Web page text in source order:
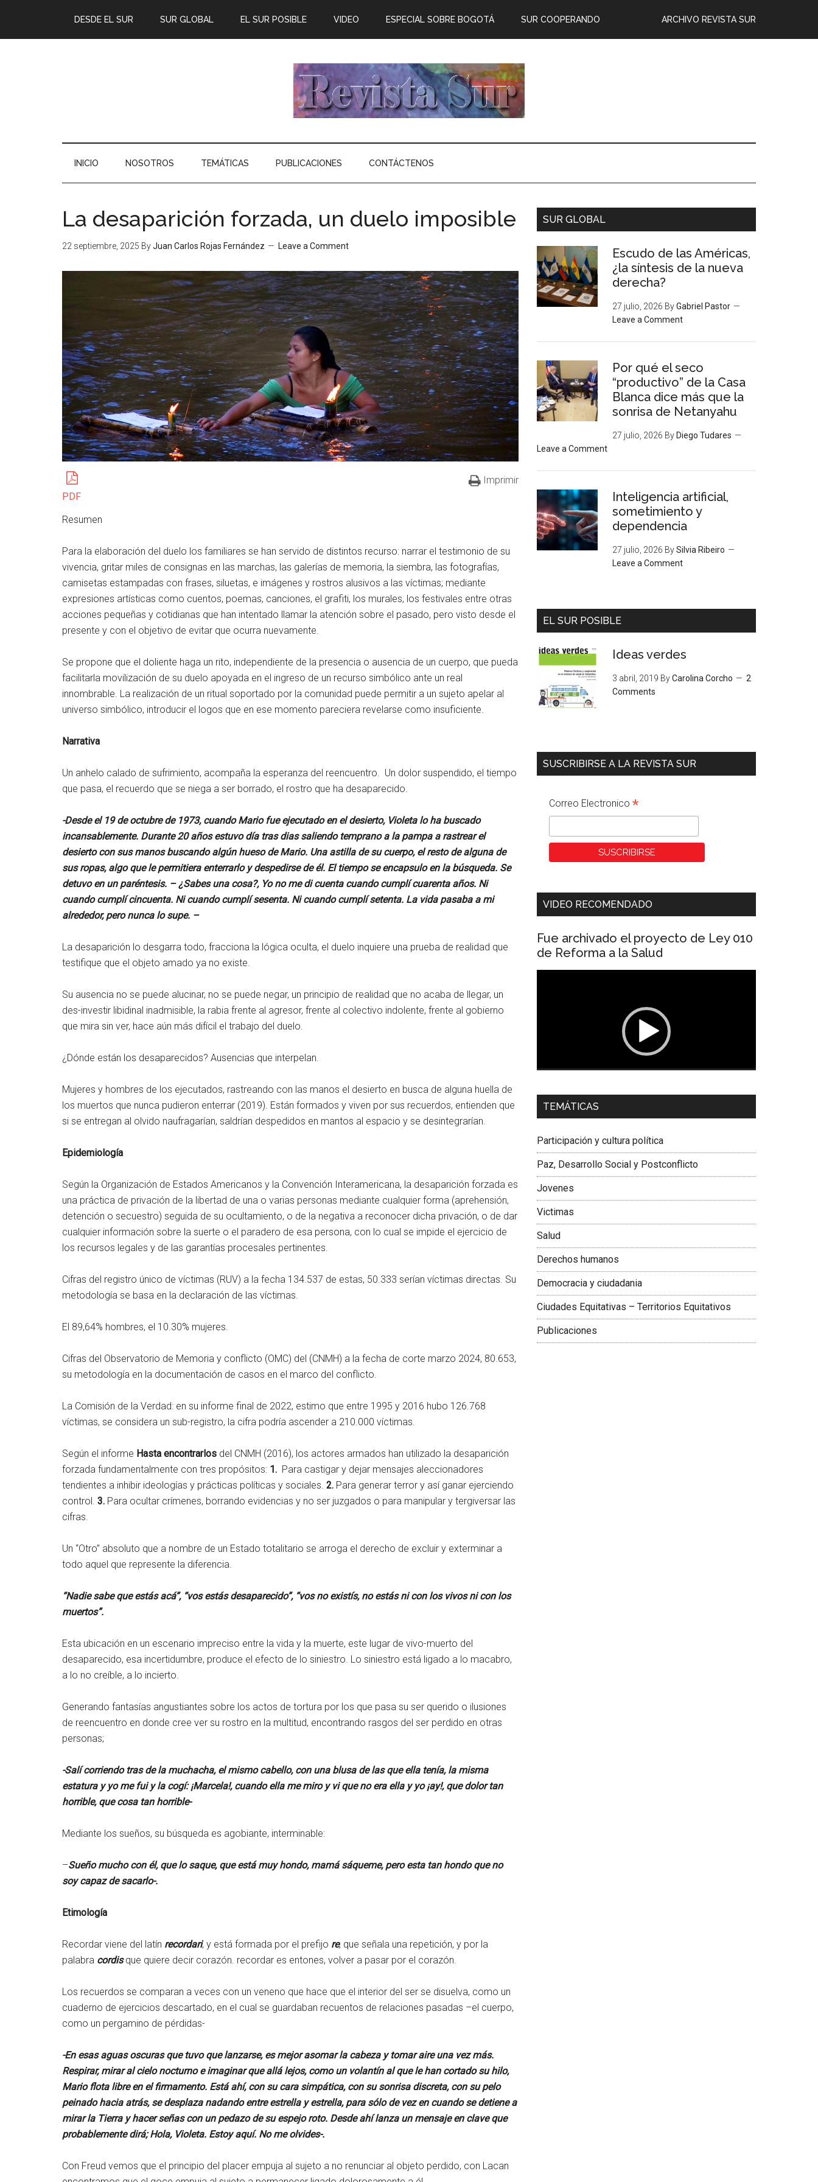
DESDE EL SUR SUR GLOBAL EL SUR POSIBLE ARCHIVO REVISTA SUR
VIDEO ESPECIAL SOBRE BOGOTÁ SUR COOPERANDO
INICIO NOSOTROS TEMÁTICAS PUBLICACIONES CONTÁCTENOS
La desaparición forzada, un duelo imposible
22 septiembre, 2025 ByJuan Carlos Rojas Fernández Leave a Comment
PDF
Imprimir
Resumen
Para la elaboración del duelo los familiares se han servido de distintos recurso: narrar el testimonio de su
vivencia, gritar miles de consignas en las marchas, las galerías de memoria, la siembra, las fotografías,
camisetas estampadas con frases, siluetas, e imágenes y rostros alusivos a las víctimas; mediante
expresiones artísticas como cuentos, poemas, canciones, el grafiti, los murales, los festivales entre otras
acciones pequeñas y cotidianas que han intentado llamar la atención sobre el pasado, pero visto desde el
presente y con el objetivo de evitar que ocurra nuevamente.
Se propone que el doliente haga un rito, independiente de la presencia o ausencia de un cuerpo, que pueda
facilitarla movilización de su duelo apoyada en el ingreso de un recurso simbólico ante un real
innombrable. La realización de un ritual soportado por la comunidad puede permitir a un sujeto apelar al
universo simbólico, introducir el logos que en ese momento pareciera revelarse como insuficiente.
Narrativa
Un anhelo calado de sufrimiento, acompaña la esperanza del reencuentro. Un dolor suspendido, el tiempo
que pasa, el recuerdo que se niega a ser borrado, el rostro que ha desaparecido.
-Desde el 19 de octubre de 1973, cuando Mario fue ejecutado en el desierto, Violeta lo ha buscado
incansablemente. Durante 20 años estuvo día tras dias saliendo temprano a la pampa a rastrear el
desierto con sus manos buscando algún hueso de Mario. Una astilla de su cuerpo, el resto de alguna de
sus ropas, algo que le permitiera enterrarlo y despedirse de él. El tiempo se encapsulo en la búsqueda. Se
detuvo en un paréntesis. – ¿Sabes una cosa?, Yo no me di cuenta cuando cumplí cuarenta años. Ni
cuando cumplí cincuenta. Ni cuando cumplí sesenta. Ni cuando cumplí setenta. La vida pasaba a mi
alrededor, pero nunca lo supe. –
La desaparición lo desgarra todo, fracciona la lógica oculta, el duelo inquiere una prueba de realidad que
testifique que el objeto amado ya no existe.
Su ausencia no se puede alucinar, no se puede negar, un principio de realidad que no acaba de llegar, un
des-investir libidinal inadmisible, la rabia frente al agresor, frente al colectivo indolente, frente al gobierno
que mira sin ver, hace aún más difícil el trabajo del duelo.
¿Dónde están los desaparecidos? Ausencias que interpelan.
Mujeres y hombres de los ejecutados, rastreando con las manos el desierto en busca de alguna huella de
los muertos que nunca pudieron enterrar (2019). Están formados y viven por sus recuerdos, entienden que
si se entregan al olvido naufragarían, saldrían despedidos en mantos al espacio y se desintegrarían.
Epidemiología
Según la Organización de Estados Americanos y la Convención Interamericana, la desaparición forzada es
una práctica de privación de la libertad de una o varias personas mediante cualquier forma (aprehensión,
detención o secuestro) seguida de su ocultamiento, o de la negativa a reconocer dicha privación, o de dar
cualquier información sobre la suerte o el paradero de esa persona, con lo cual se impide el ejercicio de
los recursos legales y de las garantías procesales pertinentes.
Cifras del registro único de víctimas (RUV) a la fecha 134.537 de estas, 50.333 serían víctimas directas. Su
metodología se basa en la declaración de las víctimas.
El 89,64% hombres, el 10.30% mujeres.
Cifras del Observatorio de Memoria y conflicto (OMC) del (CNMH) a la fecha de corte marzo 2024, 80.653,
su metodología en la documentación de casos en el marco del conflicto.
La Comisión de la Verdad: en su informe final de 2022, estimo que entre 1995 y 2016 hubo 126.768
víctimas, se considera un sub-registro, la cifra podría ascender a 210.000 víctimas.
Según el informe Hasta encontrarlos del CNMH (2016), los actores armados han utilizado la desaparición
forzada fundamentalmente con tres propósitos: 1. Para castigar y dejar mensajes aleccionadores
tendientes a inhibir ideologías y prácticas políticas y sociales. 2. Para generar terror y así ganar ejerciendo
control. 3. Para ocultar crímenes, borrando evidencias y no ser juzgados o para manipular y tergiversar las
cifras.
Un “Otro” absoluto que a nombre de un Estado totalitario se arroga el derecho de excluir y exterminar a
todo aquel que represente la diferencia.
“Nadie sabe que estás acá”, “vos estás desaparecido”, “vos no existís, no estás ni con los vivos ni con los
muertos”.
Esta ubicación en un escenario impreciso entre la vida y la muerte, este lugar de vivo-muerto del
desaparecido, esa incertidumbre, produce el efecto de lo siniestro. Lo siniestro está ligado a lo macabro,
a lo no creíble, a lo incierto.
Generando fantasías angustiantes sobre los actos de tortura por los que pasa su ser querido o ilusiones
de reencuentro en donde cree ver su rostro en la multitud, encontrando rasgos del ser perdido en otras
personas;
-Salí corriendo tras de la muchacha, el mismo cabello, con una blusa de las que ella tenía, la misma
estatura y yo me fui y la cogí: ¡Marcela!, cuando ella me miro y vi que no era ella y yo ¡ay!, que dolor tan
horrible, que cosa tan horrible-
Mediante los sueños, su búsqueda es agobiante, interminable:
–Sueño mucho con él, que lo saque, que está muy hondo, mamá sáqueme, pero esta tan hondo que no
soy capaz de sacarlo-.
Etimología
Recordar viene del latín recordari, y está formada por el prefijo re, que señala una repetición, y por la
palabra cordisque quiere decir corazón. recordar es entones, volver a pasar por el corazón.
Los recuerdos se comparan a veces con un veneno que hace que el interior del ser se disuelva, como un
cuaderno de ejercicios descartado, en el cual se guardaban recuentos de relaciones pasadas –el cuerpo,
como un pergamino de pérdidas-
-En esas aguas oscuras que tuvo que lanzarse, es mejor asomar la cabeza y tomar aire una vez más.
Respirar, mirar al cielo nocturno e imaginar que allá lejos, como un volantín al que le han cortado su hilo,
Mario flota libre en el firmamento. Está ahí, con su cara simpática, con su sonrisa discreta, con su pelo
peinado hacia atrás, se desplaza nadando entre estrella y estrella, para sólo de vez en cuando se detiene a
mirar la Tierra y hacer señas con un pedazo de su espejo roto. Desde ahí lanza un mensaje en clave que
probablemente dirá; Hola, Violeta. Estoy aquí. No me olvides-.
Con Freud vemos que el principio del placer empuja al sujeto a no renunciar al objeto perdido, con Lacan
SUR GLOBAL
Escudo de las Américas,
¿la síntesis de la nueva
derecha?
27 julio, 2026 ByGabriel Pastor
Leave a Comment
Por qué el seco
“productivo” de la Casa
Blanca dice más que la
sonrisa de Netanyahu
27 julio, 2026 By Diego Tudares
Leave a Comment
Inteligencia artificial,
sometimiento y
dependencia
27 julio, 2026 BySilvia Ribeiro
Leave a Comment
EL SUR POSIBLE
Ideas verdes
3 abril, 2019 ByCarolina Corcho
2
Comments
SUSCRIBIRSE A LA REVISTA SUR
Correo Electronico *
VIDEO RECOMENDADO
Fue archivado el proyecto de Ley 010
de Reforma a la Salud
Dra. Carolina Corcho Mejía,
Latinoamericana Sur, Vicepresidenta Federación
TEMÁTICAS
Participación y cultura política
Paz, Desarrollo Social y Postconflicto
Jovenes
Victimas
Salud
Derechos humanos
Democracia y ciudadania
Ciudades Equitativas – Territorios Equitativos
Publicaciones